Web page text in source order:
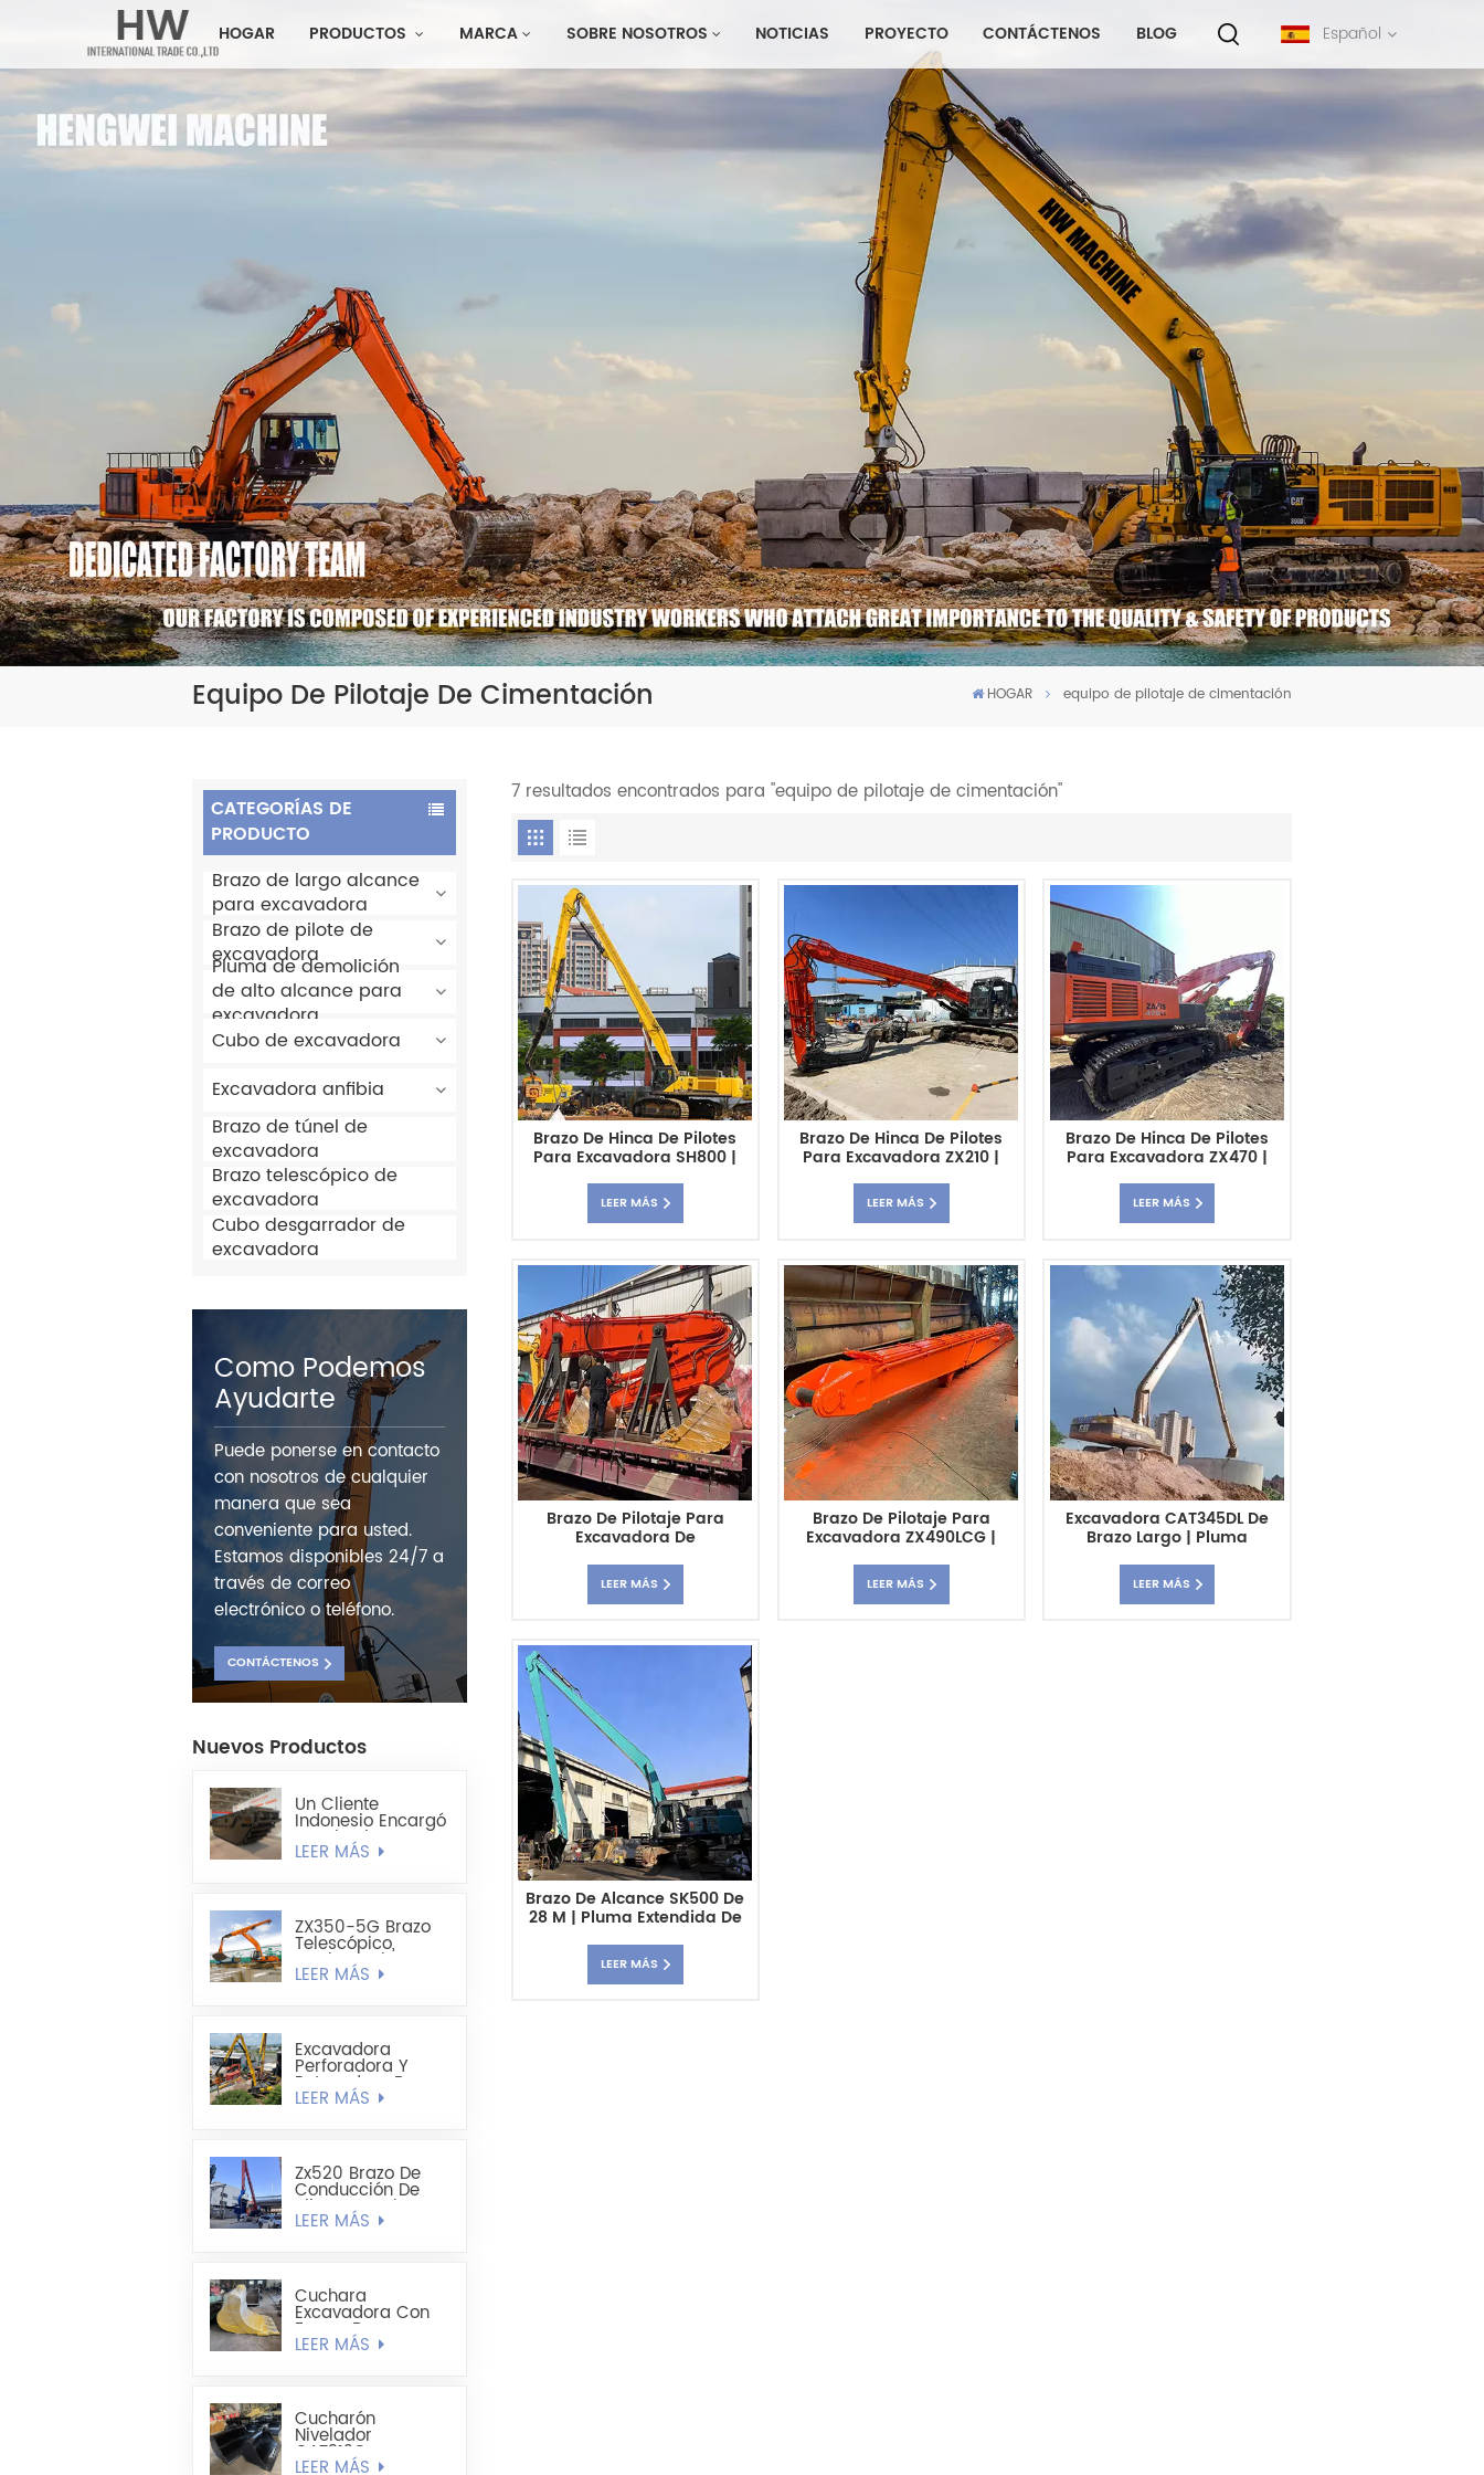
HOGAR PRODUCTOS MARCA SOBRE NOSOTROS NOTICIAS PROYECTO CONTÁCTENOS BLOG Español
français
русский
español
português
Equipo De Pilotaje De Cimentación HOGAR equipo de pilotaje de cimentación
CATEGORÍAS DE
PRODUCTO
Brazo de largo alcance
para excavadora
Brazo de pilote de
excavadora
Pluma de demolición
de alto alcance para
excavadora
Cubo de excavadora
Excavadora anfibia
Brazo de túnel de
excavadora
Brazo telescópico de
excavadora
Cubo desgarrador de
excavadora
Como Podemos
Ayudarte
Puede ponerse en contacto
con nosotros de cualquier
manera que sea
conveniente para usted.
Estamos disponibles 24/7 a
través de correo
electrónico o teléfono.
CONTÁCTENOS
Nuevos Productos
Un Cliente
Indonesio Encargó
Un Chasis De
Excavadora
LEER MÁS
ZX350-5G Brazo
Telescópico,
Cuchara Tipo
Concha Liviana De
LEER MÁS
Excavadora
Perforadora Y
Retenedora De
Pilotes De Chapa
LEER MÁS
Zx520 Brazo De
Conducción De
Pilotes De Chapa
De Acero En
LEER MÁS
Cuchara
Excavadora Con
Forma De
Cucharón
LEER MÁS
Cucharón
Nivelador
CAT312C
CAT320DL De 1200
LEER MÁS
7 resultados encontrados para "equipo de pilotaje de cimentación"
Brazo De Hinca De Pilotes
Para Excavadora SH800 |
Personalizada De Alta
Resistencia
LEER MÁS
Brazo De Hinca De Pilotes
Para Excavadora ZX210 |
Hinca De Pilotes
Personalizado
LEER MÁS
Brazo De Hinca De Pilotes
Para Excavadora ZX470 |
Personalizada Y De Alta
Resistencia
LEER MÁS
Brazo De Pilotaje Para
Excavadora De
De Hinca De Pilotes De
Conexión Rápida
LEER MÁS
Brazo De Pilotaje Para
Excavadora ZX490LCG |
Pesado Con Centro De
Gravedad Bajo
LEER MÁS
Excavadora CAT345DL De
Brazo Largo | Pluma
Resistencia Para
Excavaciones Profundas
LEER MÁS
Brazo De Alcance SK500 De
28 M | Pluma Extendida De
Excavadoras
LEER MÁS